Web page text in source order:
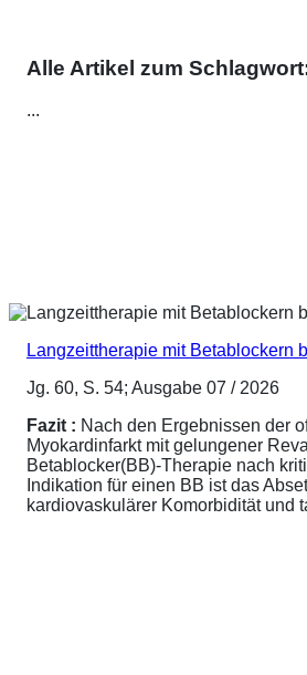
Alle Artikel zum
...
Langzeittherapie mit Betablockern
Jg. 60, S. 54; Ausgabe 07 / 2026
Fazit : Nach den Ergebnissen der
Myokardinfarkt mit gelungener
Betablocker(BB)-Therapie nach
Indikation für einen BB ist das
kardiovaskulärer Komorbidität und